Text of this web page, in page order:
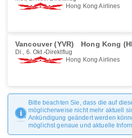
Hong Kong Airlines
Vancouver (YVR) Hong Kong
Di., 6. Okt. Direktflug
Hong Kong Airlines
Bitte beachten Sie, dass die auf
möglicherweise nicht mehr aktuell
Ankündigung geändert werden
möglichst genaue und aktuelle